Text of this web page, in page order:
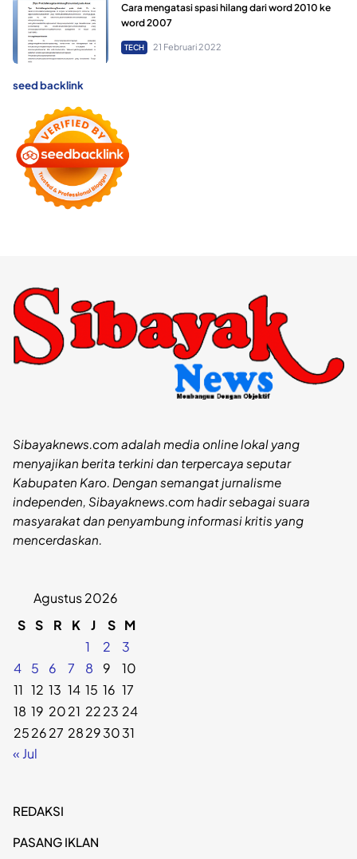
Cara mengatasi spasi hilang dari word 2010 ke
word 2007
TECH 21 Februari 2022
seed backlink
Sibayaknews.com adalah media online lokal yang
menyajikan berita terkini dan terpercaya seputar
Kabupaten Karo. Dengan semangat jurnalisme
independen, Sibayaknews.com hadir sebagai suara
masyarakat dan penyambung informasi kritis yang
mencerdaskan.
Agustus 2026
S S R K J S M
1
2
3
4
5 6 7 8 9
10
11 12 13 14 15 16 17
18 19 2021 2223 24
252627 28293031
« Jul
REDAKSI
PASANG IKLAN